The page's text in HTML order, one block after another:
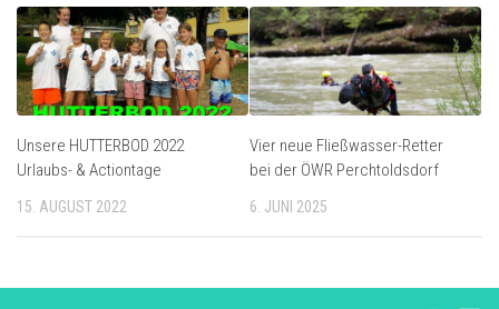
Unsere HUTTERBOD 2022
Urlaubs- & Actiontage
15. AUGUST 2022
Vier neue Fließwasser-Retter
bei der ÖWR Perchtoldsdorf
6. JUNI 2025